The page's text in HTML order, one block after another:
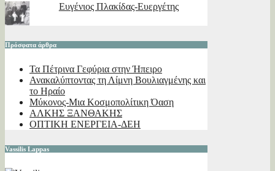
Ευγένιος Πλακίδας-Ευεργέτης
Πρόσφατα άρθρα
Τα Πέτρινα Γεφύρια στην Ήπειρο
Ανακαλύπτοντας τη Λίμνη Βουλιαγμένης και
το Ηραίο
Μύκονος-Μια Κοσμοπολίτικη Όαση
ΑΛΚΗΣ ΞΑΝΘΑΚΗΣ
ΟΠΤΙΚΗ ΕΝΕΡΓΕΙΑ-ΔΕΗ
Vassilis Lappas